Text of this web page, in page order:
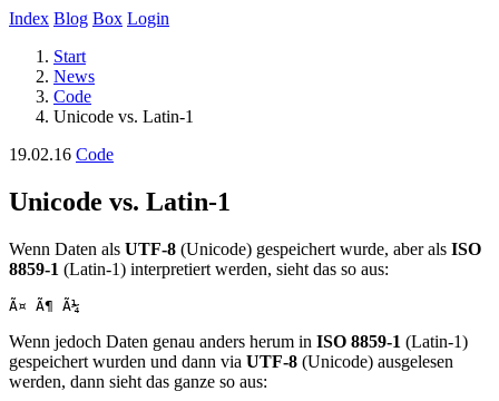
Index Blog Box Login
Start
News
Code
Unicode vs. Latin-1
19.02.16 Code
Unicode vs. Latin-1
Wenn Daten als UTF-8 (Unicode) gespeichert wurde, aber als ISO
8859-1 (Latin-1) interpretiert werden, sieht das so aus:
Ã¤ Ã¶ Ã¼
Wenn jedoch Daten genau anders herum in ISO 8859-1 (Latin-1)
gespeichert wurden und dann via UTF-8 (Unicode) ausgelesen
werden, dann sieht das ganze so aus: